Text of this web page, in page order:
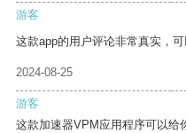
游客
这款app的用户评论非常真实，
2024-08-25
游客
这款加速器VPM应用程序可以给